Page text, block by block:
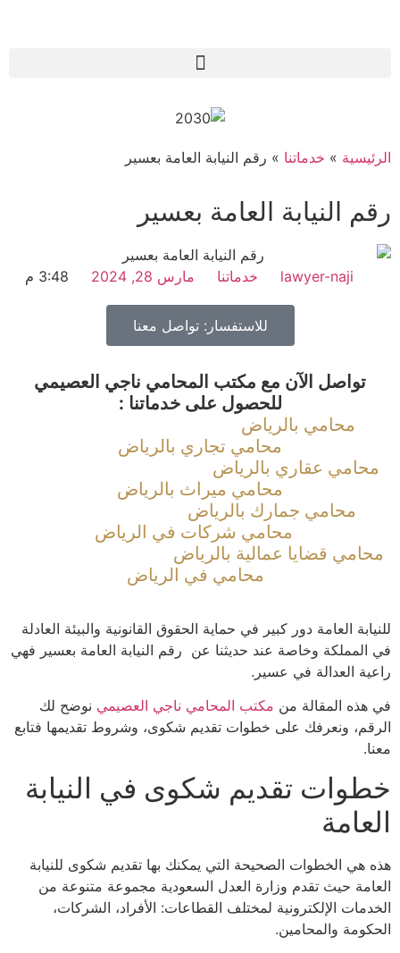
الرئيسية » خدماتنا » رقم النيابة العامة بعسير
رقم النيابة العامة بعسير
lawyer-naji خدماتنا مارس 28, 2024 3:48 م
للاستفسار: تواصل معنا
تواصل الآن مع مكتب المحامي ناجي العصيمي
للحصول على خدماتنا :
محامي بالرياض
محامي تجاري بالرياض
محامي عقاري بالرياض
محامي ميراث بالرياض
محامي جمارك بالرياض
محامي شركات في الرياض
محامي قضايا عمالية بالرياض
محامي في الرياض
للنيابة العامة دور كبير في حماية الحقوق القانونية والبيئة العادلة
في المملكة وخاصة عند حديثنا عن رقم النيابة العامة بعسير فهي
راعية العدالة في عسير.
في هذه المقالة من مكتب المحامي ناجي العصيمي نوضح لك
الرقم، ونعرفك على خطوات تقديم شكوى، وشروط تقديمها فتابع
معنا.
خطوات تقديم شكوى في النيابة
العامة
هذه هي الخطوات الصحيحة التي يمكنك بها تقديم شكوى للنيابة
العامة حيث تقدم وزارة العدل السعودية مجموعة متنوعة من
الخدمات الإلكترونية لمختلف القطاعات: الأفراد، الشركات،
الحكومة والمحامين.